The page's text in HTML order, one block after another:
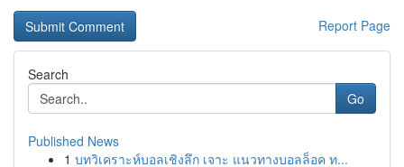
Report Page
Search
Go
Published News
1 บทวิเคราะห์บอลเชิงลึก เจาะ แนวทางบอลล็อค ท...